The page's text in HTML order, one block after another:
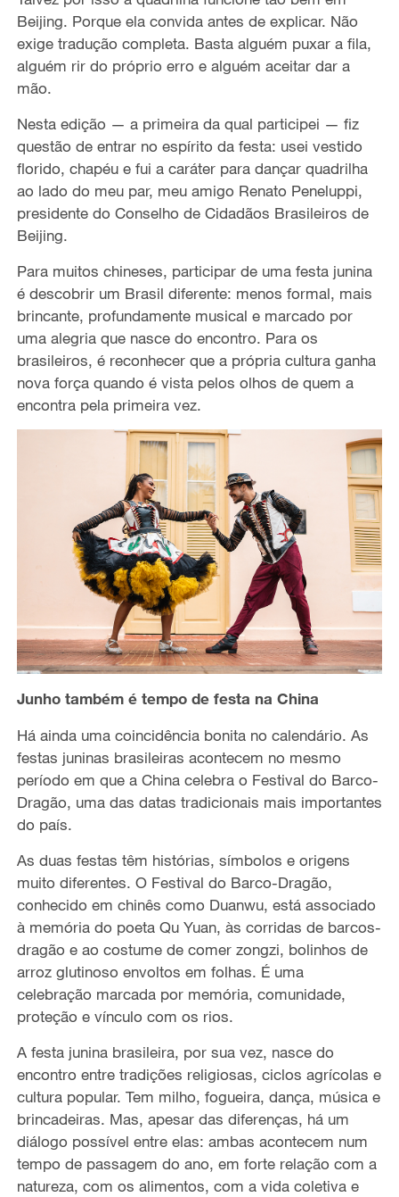
Beijing. Porque ela convida antes de explicar. Não
exige tradução completa. Basta alguém puxar a fila,
alguém rir do próprio erro e alguém aceitar dar a
mão.
Nesta edição — a primeira da qual participei — fiz
questão de entrar no espírito da festa: usei vestido
florido, chapéu e fui a caráter para dançar quadrilha
ao lado do meu par, meu amigo Renato Peneluppi,
presidente do Conselho de Cidadãos Brasileiros de
Beijing.
Para muitos chineses, participar de uma festa junina
é descobrir um Brasil diferente: menos formal, mais
brincante, profundamente musical e marcado por
uma alegria que nasce do encontro. Para os
brasileiros, é reconhecer que a própria cultura ganha
nova força quando é vista pelos olhos de quem a
encontra pela primeira vez.
Junho também é tempo de festa na China
Há ainda uma coincidência bonita no calendário. As
festas juninas brasileiras acontecem no mesmo
período em que a China celebra o Festival do Barco-
Dragão, uma das datas tradicionais mais importantes
do país.
As duas festas têm histórias, símbolos e origens
muito diferentes. O Festival do Barco-Dragão,
conhecido em chinês como Duanwu, está associado
à memória do poeta Qu Yuan, às corridas de barcos-
dragão e ao costume de comer zongzi, bolinhos de
arroz glutinoso envoltos em folhas. É uma
celebração marcada por memória, comunidade,
proteção e vínculo com os rios.
A festa junina brasileira, por sua vez, nasce do
encontro entre tradições religiosas, ciclos agrícolas e
cultura popular. Tem milho, fogueira, dança, música e
brincadeiras. Mas, apesar das diferenças, há um
diálogo possível entre elas: ambas acontecem num
tempo de passagem do ano, em forte relação com a
natureza, com os alimentos, com a vida coletiva e